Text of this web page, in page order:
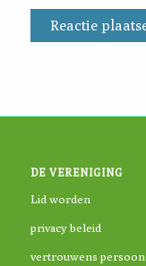
DE VERENIGING
Lid worden
privacy beleid
vertrouwens persoon